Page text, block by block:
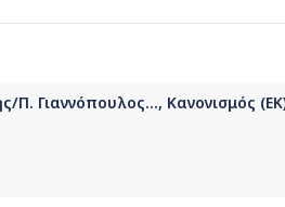
Π. Γιαννόπουλος..., Κανονισμός